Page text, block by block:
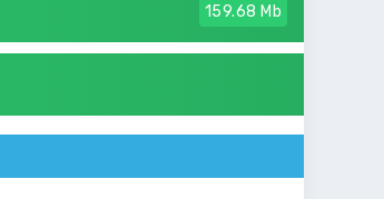
159.68 Mb